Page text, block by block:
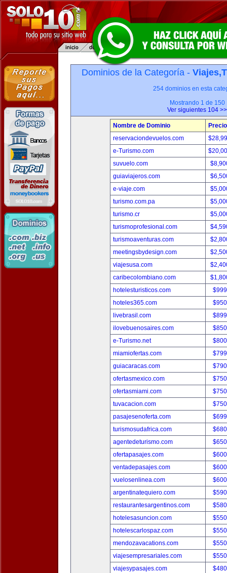
Dominios de la Categoría -
254 dominios en esta
Mostrando 1 de 150
Ver siguientes 104 >>
Nombre de Dominio
Precio
reservaciondevuelos.com
e-Turismo.com
suvuelo.com
guiaviajeros.com
e-viaje.com
turismo.com.pa
turismo.cr
turismoprofesional.com
turismoaventuras.com
meetingsbydesign.com
viajesusa.com
caribecolombiano.com
hotelesturisticos.com
hoteles365.com
livebrasil.com
ilovebuenosaires.com
e-Turismo.net
miamiofertas.com
guiacaracas.com
ofertasmexico.com
ofertasmiami.com
tuvacacion.com
pasajesenoferta.com
turismosudafrica.com
agentedeturismo.com
ofertapasajes.com
ventadepasajes.com
vuelosenlinea.com
argentinatequiero.com
restaurantesargentinos.com
hotelesasuncion.com
hotelescarlospaz.com
mendozavacations.com
viajesempresariales.com
viajesypasajes.com